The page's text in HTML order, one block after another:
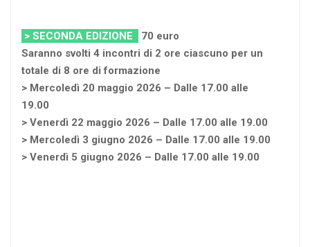
> SECONDA EDIZIONE
70 euro
Saranno svolti 4 incontri di 2 ore ciascuno per un
totale di 8 ore di formazione
> Mercoledì 20 maggio 2026 – Dalle 17.00 alle
19.00
> Venerdì 22 maggio 2026 – Dalle 17.00 alle 19.00
> Mercoledì 3 giugno 2026 – Dalle 17.00 alle 19.00
> Venerdì 5 giugno 2026 – Dalle 17.00 alle 19.00